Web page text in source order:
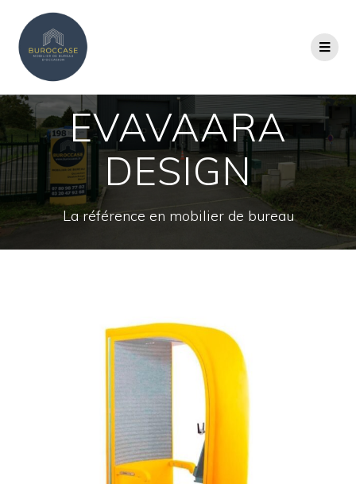
EVAVAARA
DESIGN
La référence en mobilier de bureau